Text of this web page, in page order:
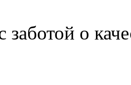
о